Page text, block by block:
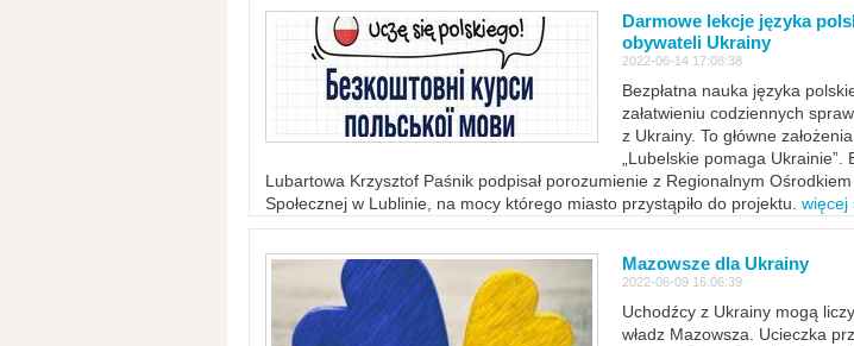
Darmowe lekcje języka
obywateli Ukrainy
2022-06-14 17:08:38
Bezpłatna nauka języka
załatwieniu codziennych
z Ukrainy. To główne
„Lubelskie pomaga Ukrainie”.
Lubartowa Krzysztof Paśnik podpisał porozumienie z Regionalnym
Społecznej w Lublinie, na mocy którego miasto przystąpiło do projektu. więcej
Mazowsze dla Ukrainy
2022-06-09 16:06:39
Uchodźcy z Ukrainy mogą
władz Mazowsza. Ucieczka